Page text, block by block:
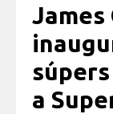
James
a